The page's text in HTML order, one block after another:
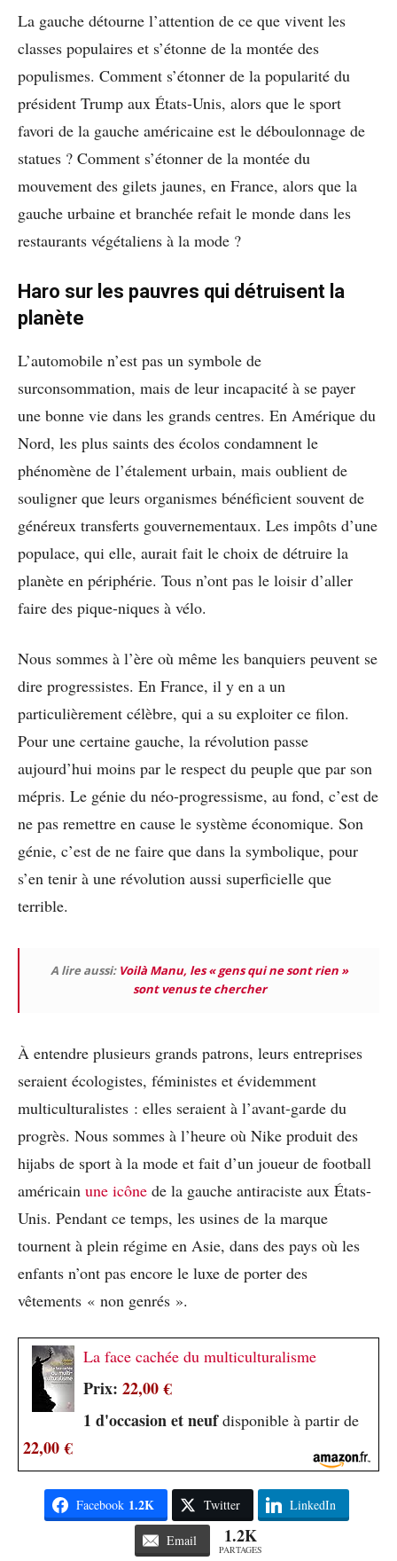
La gauche détourne l’attention de ce que vivent les
classes populaires et s’étonne de la montée des
populismes. Comment s’étonner de la popularité du
président Trump aux États-Unis, alors que le sport
favori de la gauche américaine est le déboulonnage de
statues ? Comment s’étonner de la montée du
mouvement des gilets jaunes, en France, alors que la
gauche urbaine et branchée refait le monde dans les
restaurants végétaliens à la mode ?
Haro sur les pauvres qui détruisent la
planète
L’automobile n’est pas un symbole de
surconsommation, mais de leur incapacité à se payer
une bonne vie dans les grands centres. En Amérique du
Nord, les plus saints des écolos condamnent le
phénomène de l’étalement urbain, mais oublient de
souligner que leurs organismes bénéficient souvent de
généreux transferts gouvernementaux. Les impôts d’une
populace, qui elle, aurait fait le choix de détruire la
planète en périphérie. Tous n’ont pas le loisir d’aller
faire des pique-niques à vélo.
Nous sommes à l’ère où même les banquiers peuvent se
dire progressistes. En France, il y en a un
particulièrement célèbre, qui a su exploiter ce filon.
Pour une certaine gauche, la révolution passe
aujourd’hui moins par le respect du peuple que par son
mépris. Le génie du néo-progressisme, au fond, c’est de
ne pas remettre en cause le système économique. Son
génie, c’est de ne faire que dans la symbolique, pour
s’en tenir à une révolution aussi superficielle que
terrible.
A lire aussi: Voilà Manu, les « gens qui ne sont rien »
sont venus te chercher
À entendre plusieurs grands patrons, leurs entreprises
seraient écologistes, féministes et évidemment
multiculturalistes : elles seraient à l’avant-garde du
progrès. Nous sommes à l’heure où Nike produit des
hijabs de sport à la mode et fait d’un joueur de football
américain une icône de la gauche antiraciste aux États-
Unis. Pendant ce temps, les usines de la marque
tournent à plein régime en Asie, dans des pays où les
enfants n’ont pas encore le luxe de porter des
vêtements « non genrés ».
La face cachée du multiculturalisme
Prix: 22,00 €
1 d'occasion et neufdisponible à partir de
22,00 €
Facebook 1.2K Twitter LinkedIn
Email 1.2K
PARTAGES